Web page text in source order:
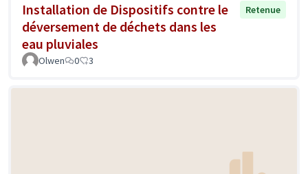
Installation de Dispositifs contre le
déversement de déchets dans les
eau pluviales
Retenue
Olwen 0 3